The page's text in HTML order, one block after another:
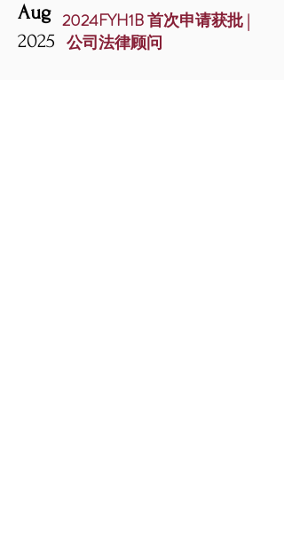
Aug
2025
2024FYH1B 首次申请获批 |
公司法律顾问